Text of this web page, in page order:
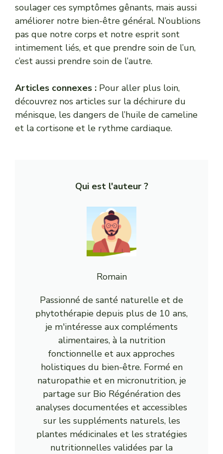
soulager ces symptômes gênants, mais aussi
améliorer notre bien-être général. N’oublions
pas que notre corps et notre esprit sont
intimement liés, et que prendre soin de l’un,
c’est aussi prendre soin de l’autre.
Articles connexes : Pour aller plus loin,
découvrez nos articles sur la déchirure du
ménisque, les dangers de l’huile de cameline
et la cortisone et le rythme cardiaque.
Qui est l'auteur ?
Romain
Passionné de santé naturelle et de
phytothérapie depuis plus de 10 ans,
je m'intéresse aux compléments
alimentaires, à la nutrition
fonctionnelle et aux approches
holistiques du bien-être. Formé en
naturopathie et en micronutrition, je
partage sur Bio Régénération des
analyses documentées et accessibles
sur les suppléments naturels, les
plantes médicinales et les stratégies
nutritionnelles validées par la